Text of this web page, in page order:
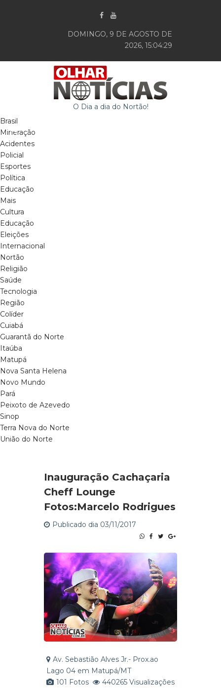
DOMINGO, 9 DE AGOSTO DE
2026, 15:04:30
O Dia a dia do Nortão!
Brasil
Mineração
Acidentes
Policial
Esportes
Política
Educação
Mais
Cultura
Educação
Eleições
Internacional
Nortão
Religião
Saúde
Tecnologia
Região
Colíder
Cuiabá
Guarantã do Norte
Itaúba
Matupá
Nova Santa Helena
Novo Mundo
Pará
Peixoto de Azevedo
Sinop
Terra Nova do Norte
União do Norte
Inauguração Cachaçaria
Cheff Lounge
Fotos:Marcelo Rodrigues
Publicado dia 03/11/2017
Av. Sebastião Alves Jr.- Prox.ao
Lago 04 em Matupá/MT
440265 Visualizações
101 Fotos